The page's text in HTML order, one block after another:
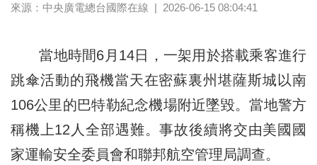
來源：中央廣電總台國際在線 | 2026-06-15 08:04:41
當地時間6月14日，一架用於搭載乘客進行
跳傘活動的飛機當天在密蘇裏州堪薩斯城以南
106公里的巴特勒紀念機場附近墜毀。當地警方
稱機上12人全部遇難。事故後續將交由美國國
家運輸安全委員會和聯邦航空管理局調查。